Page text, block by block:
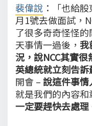
裴偉說 ：「也給
月1號去做面試，
了很多奇奇怪怪
天事情一過後， 我
況，說NCC其實很
英總統就立刻告訴
開會 –說這件事
就是我們的內容和
一定要趕快去處理